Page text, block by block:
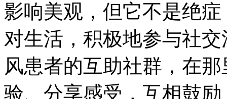
影响美观，但它不是绝
对生活，积极地参与社
风患者的互助社群，在
验、分享感受，互相鼓